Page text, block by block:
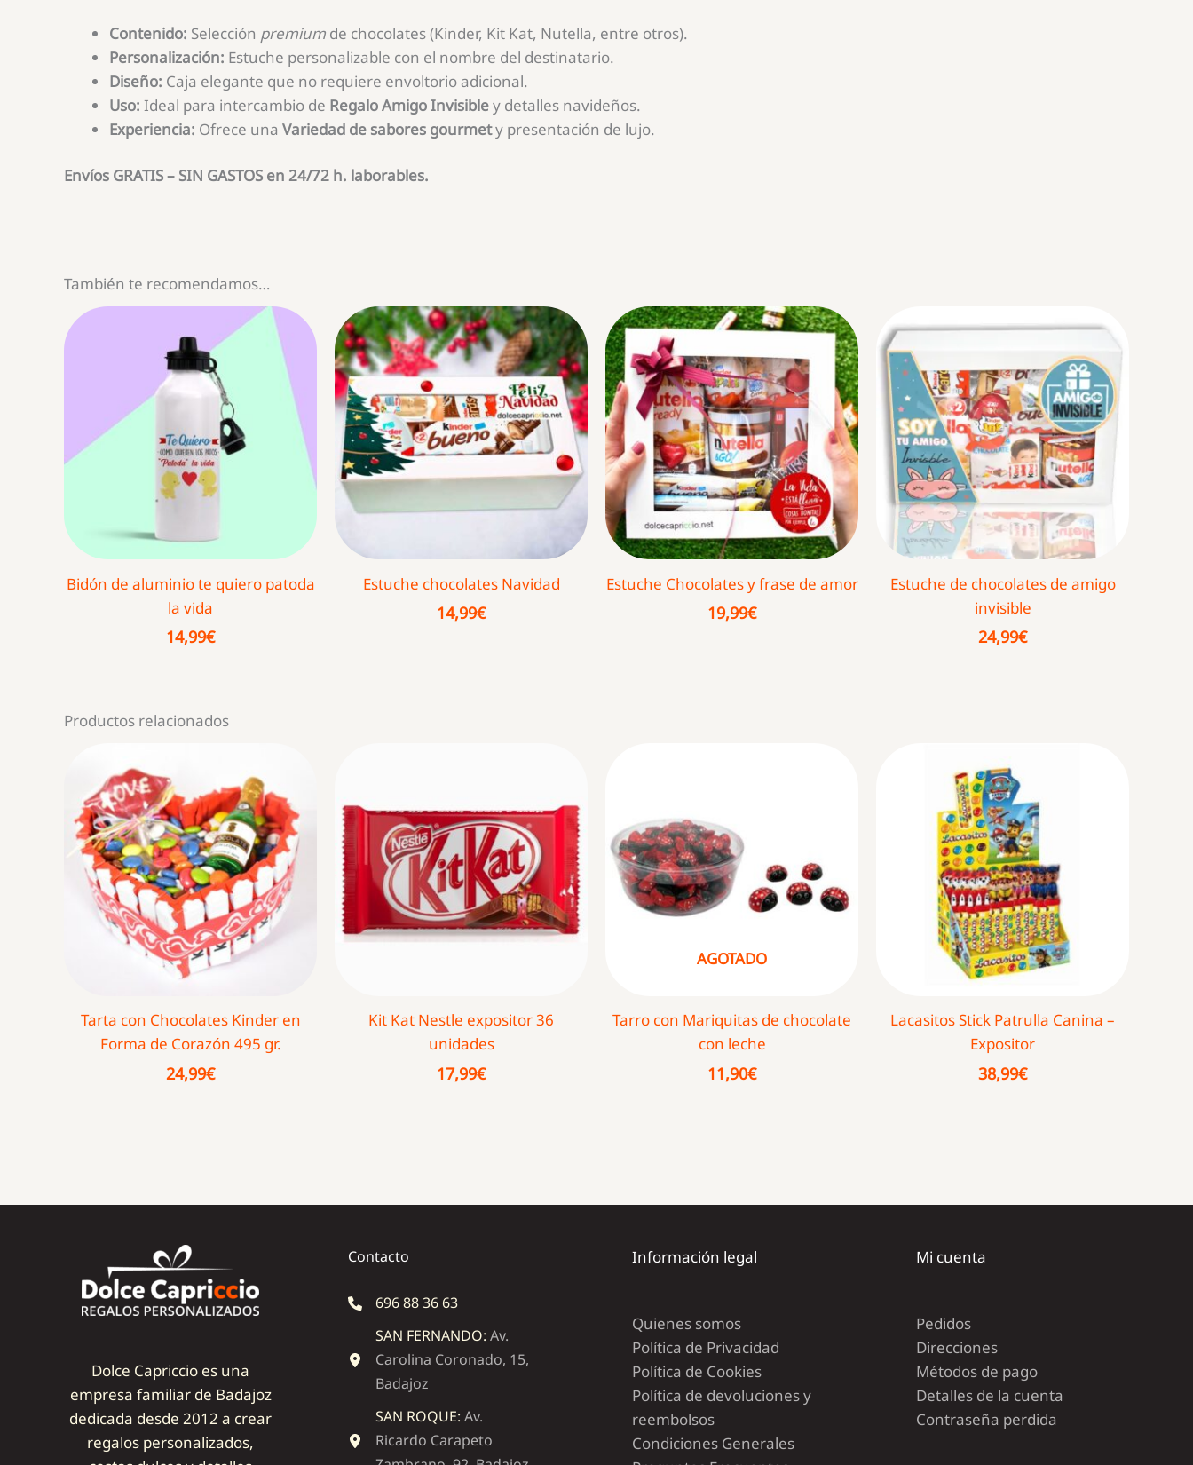
Contenido: Selección premium de chocolates (Kinder, Kit Kat, Nutella, entre otros).
Personalización: Estuche personalizable con el nombre del destinatario.
Diseño: Caja elegante que no requiere envoltorio adicional.
Uso: Ideal para intercambio de Regalo Amigo Invisibley detalles navideños.
Experiencia: Ofrece una Variedad de sabores gourmety presentación de lujo.
Envíos GRATIS – SIN GASTOS en 24/72 h. laborables.
También te recomendamos…
Bidón de aluminio te quiero patoda
la vida
14,99€
Estuche chocolates Navidad
14,99€
Estuche Chocolates y frase de amor
19,99€
Estuche de chocolates de amigo
invisible
24,99€
Productos relacionados
Tarta con Chocolates Kinder en
Forma de Corazón 495 gr.
24,99€
Kit Kat Nestle expositor 36
unidades
17,99€
AGOTADO
Tarro con Mariquitas de chocolate
con leche
11,90€
Lacasitos Stick Patrulla Canina –
Expositor
38,99€
Dolce Capriccio es una
empresa familiar de Badajoz
dedicada desde 2012 a crear
regalos personalizados,
Contacto
696 88 36 63
SAN FERNANDO: Av.
Carolina Coronado, 15,
Badajoz
SAN ROQUE: Av.
Ricardo Carapeto
Información legal
Quienes somos
Política de Privacidad
Política de Cookies
Política de devoluciones y
reembolsos
Condiciones Generales
Mi cuenta
Pedidos
Direcciones
Métodos de pago
Detalles de la cuenta
Contraseña perdida